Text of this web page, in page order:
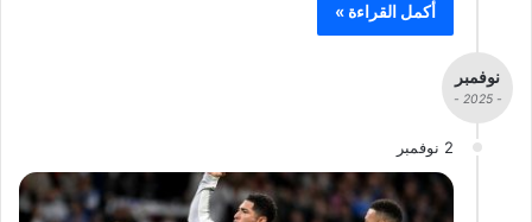
أكمل القراءة »
نوفمبر
- 2025 -
2 نوفمبر